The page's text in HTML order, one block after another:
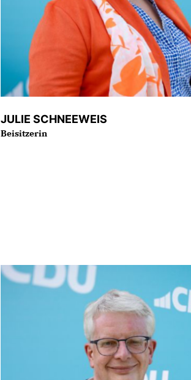
JULIE SCHNEEWEIS
Beisitzerin